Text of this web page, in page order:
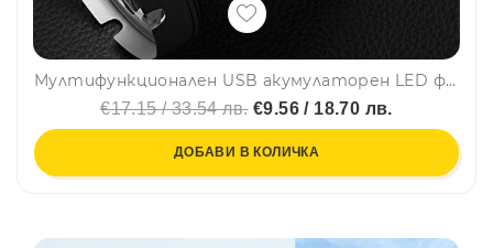
Мултифункционален USB акумулаторен LED фенер с дълъг обсег, захранващ дисплей за куп приложения и включен 5V USB кабел за зареждане - без загуба на енергия и замърсяващи батерииQB-1968
€17.15 / 33.54 лв.€9.56 / 18.70 лв.
ДОБАВИ В КОЛИЧКА